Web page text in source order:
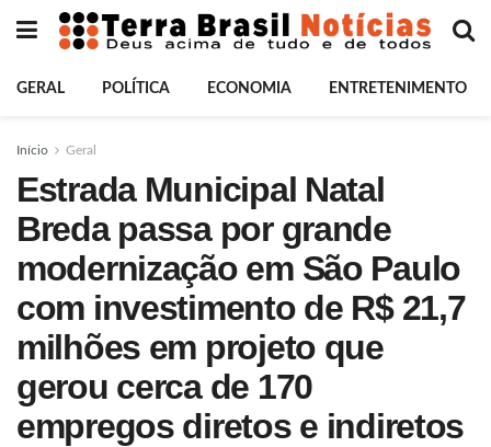
GERAL POLÍTICA ECONOMIA ENTRETENIMENTO
Início Geral
Estrada Municipal Natal
Breda passa por grande
modernização em São Paulo
com investimento de R$ 21,7
milhões em projeto que
gerou cerca de 170
empregos diretos e indiretos